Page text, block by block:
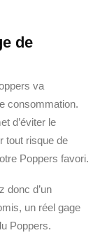
de
va
consommation.
d’éviter le
tout risque de
Poppers favori.
donc d’un
un réel gage
Poppers.